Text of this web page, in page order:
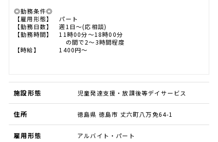
◎勤務条件◎
【雇用形態】 パート
【勤務日数】 週1日～(応相談)
【勤務時間】 11時00分〜18時00分
の間で2～3時間程度
【時給】 1400円～
施設形態 児童発達支援・放課後等デイサービス
住所 徳島県 徳島市 丈六町八万免64-1
雇用形態 アルバイト・パート